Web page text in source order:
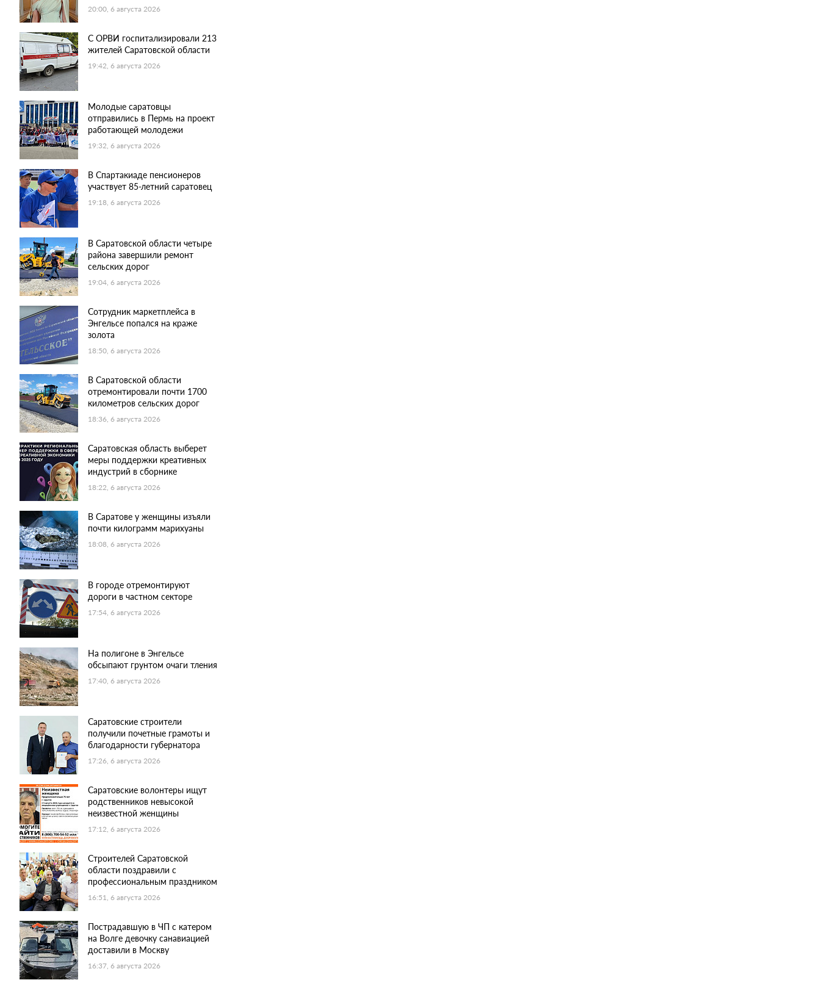
20:00, 6 августа 2026
С ОРВИ госпитализировали 213
жителей Саратовской области
19:42, 6 августа 2026
Молодые саратовцы
отправились в Пермь на проект
работающей молодежи
19:32, 6 августа 2026
В Спартакиаде пенсионеров
участвует 85-летний саратовец
19:18, 6 августа 2026
В Саратовской области четыре
района завершили ремонт
сельских дорог
19:04, 6 августа 2026
Сотрудник маркетплейса в
Энгельсе попался на краже
золота
18:50, 6 августа 2026
В Саратовской области
отремонтировали почти 1700
километров сельских дорог
18:36, 6 августа 2026
Саратовская область выберет
меры поддержки креативных
индустрий в сборнике
18:22, 6 августа 2026
В Саратове у женщины изъяли
почти килограмм марихуаны
18:08, 6 августа 2026
В городе отремонтируют
дороги в частном секторе
17:54, 6 августа 2026
На полигоне в Энгельсе
обсыпают грунтом очаги тления
17:40, 6 августа 2026
Саратовские строители
получили почетные грамоты и
благодарности губернатора
17:26, 6 августа 2026
Саратовские волонтеры ищут
родственников невысокой
неизвестной женщины
17:12, 6 августа 2026
Строителей Саратовской
области поздравили с
профессиональным праздником
16:51, 6 августа 2026
Пострадавшую в ЧП с катером
на Волге девочку санавиацией
доставили в Москву
16:37, 6 августа 2026